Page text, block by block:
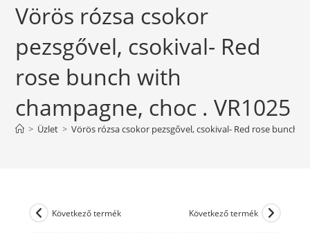
Vörös rózsa csokor
pezsgővel, csokival- Red
rose bunch with
champagne, choc . VR1025
> Üzlet > Vörös rózsa csokor pezsgővel, csokival- Red rose bunch
Következő termék Következő termék